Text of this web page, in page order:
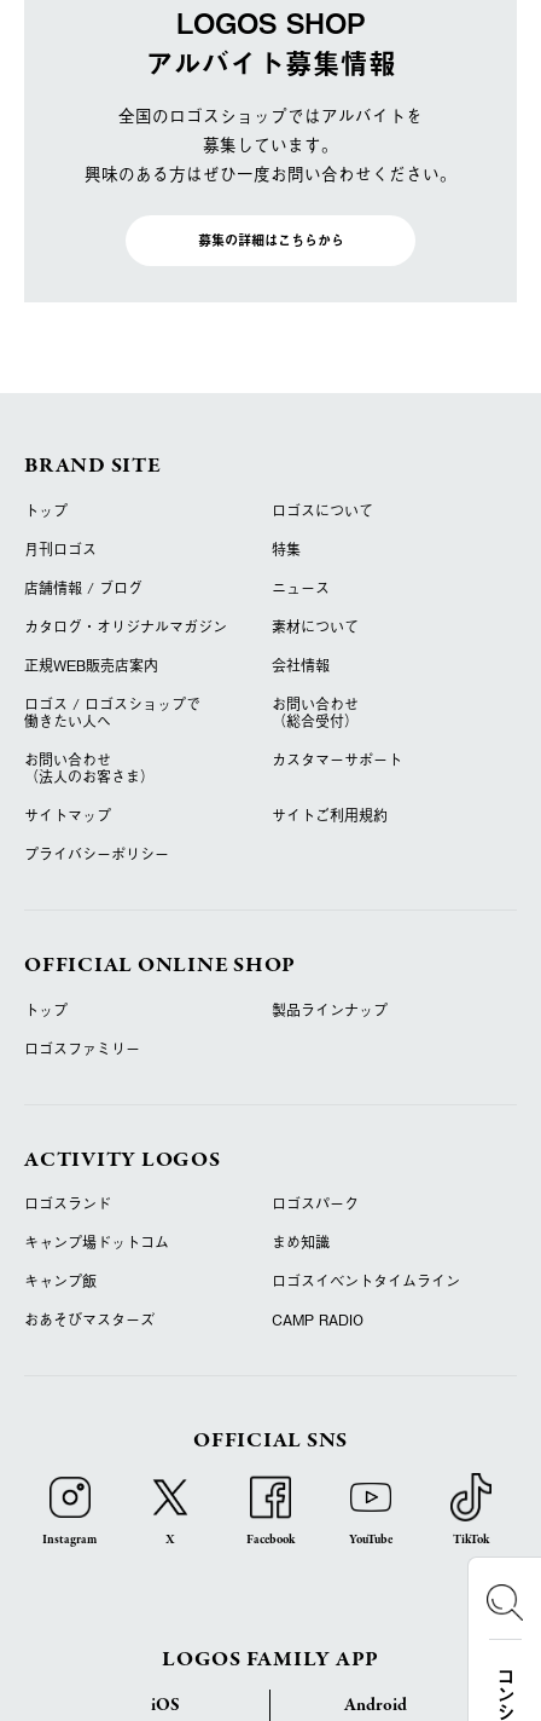
LOGOS SHOP
アルバイト募集情報
全国のロゴスショップではアルバイトを
募集しています。
興味のある方はぜひ一度お問い合わせください。
募集の詳細はこちらから
BRAND SITE
トップ
ロゴスについて
月刊ロゴス
特集
店舗情報 / ブログ
ニュース
カタログ・オリジナルマガジン
素材について
正規WEB販売店案内
会社情報
ロゴス / ロゴスショップで
働きたい人へ
お問い合わせ
（総合受付）
お問い合わせ
（法人のお客さま）
カスタマーサポート
サイトマップ
サイトご利用規約
プライバシーポリシー
OFFICIAL ONLINE SHOP
トップ
製品ラインナップ
ロゴスファミリー
ACTIVITY LOGOS
ロゴスランド
ロゴスパーク
キャンプ場ドットコム
まめ知識
キャンプ飯
ロゴスイベントタイムライン
おあそびマスターズ
CAMP RADIO
OFFICIAL SNS
Instagram X Facebook YouTube TikTok
LOGOS FAMILY APP
iOS Android